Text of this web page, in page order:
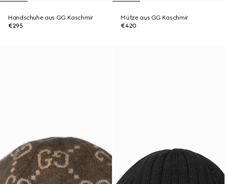
Handschuhe aus GG Kaschmir
€295
Mütze aus GG Kaschmir
€420